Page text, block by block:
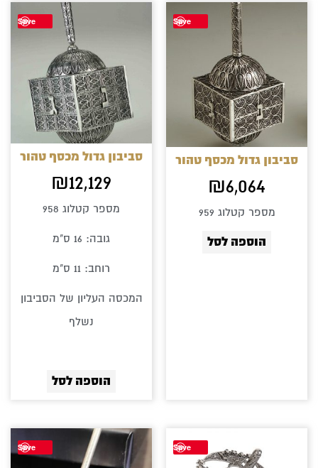
Save
סביבון גדול מכסף טהור
₪6,064
מספר קטלוג 959
הוספה לסל
Save
סביבון גדול מכסף טהור
₪12,129
מספר קטלוג 958
גובה: 16 ס"מ
רוחב: 11 ס"מ
המכסה העליון של הסביבון
נשלף
הוספה לסל
Save
Save